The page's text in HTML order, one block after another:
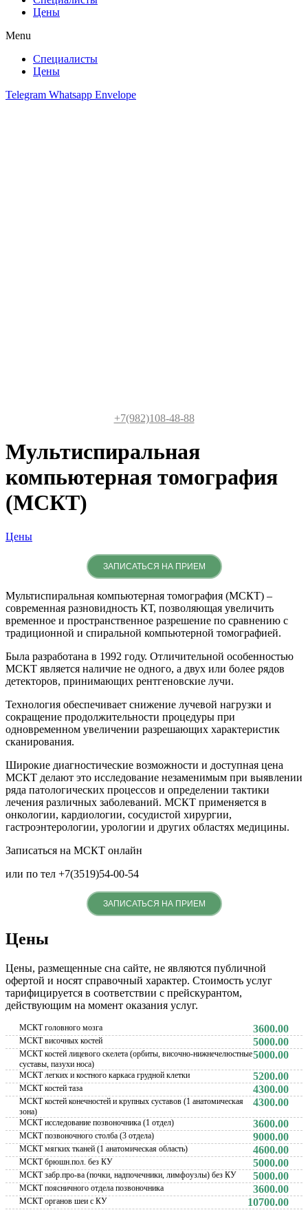
Цены
Menu
Специалисты
Цены
Telegram Whatsapp Envelope
+7(982)108-48-88
Мультиспиральная
компьютерная томография
(МСКТ)
Цены
ЗАПИСАТЬСЯ НА ПРИЕМ
Мультиспиральная компьютерная томография (МСКТ) –
современная разновидность КТ, позволяющая увеличить
временное и пространственное разрешение по сравнению с
традиционной и спиральной компьютерной томографией.
Была разработана в 1992 году. Отличительной особенностью
МСКТ является наличие не одного, а двух или более рядов
детекторов, принимающих рентгеновские лучи.
Технология обеспечивает снижение лучевой нагрузки и
сокращение продолжительности процедуры при
одновременном увеличении разрешающих характеристик
сканирования.
Широкие диагностические возможности и доступная цена
МСКТ делают это исследование незаменимым при выявлении
ряда патологических процессов и определении тактики
лечения различных заболеваний. МСКТ применяется в
онкологии, кардиологии, сосудистой хирургии,
гастроэнтерологии, урологии и других областях медицины.
Записаться на МСКТ онлайн
или по тел +7(3519)54-00-54
ЗАПИСАТЬСЯ НА ПРИЕМ
Цены
Цены, размещенные сна сайте, не являются публичной
офертой и носят справочный характер. Стоимость услуг
тарифицируется в соответствии с прейскурантом,
действующим на момент оказания услуг.
МСКТ головного мозга 3600.00
МСКТ височных костей 5000.00
МСКТ костей лицевого скелета (орбиты, височно-нижнечелюстные
суставы, пазухи носа)
5000.00
МСКТ легких и костного каркаса грудной клетки 5200.00
МСКТ костей таза 4300.00
МСКТ костей конечностей и крупных суставов (1 анатомическая
зона)
4300.00
МСКТ исследование позвоночника (1 отдел) 3600.00
МСКТ позвоночного столба (3 отдела) 9000.00
МСКТ мягких тканей (1 анатомическая область) 4600.00
МСКТ брюшн.пол. без КУ 5000.00
МСКТ забр.про-ва (почки, надпочечники, лимфоузлы) без КУ 5000.00
МСКТ поясничного отдела позвоночника 3600.00
МСКТ органов шеи с КУ 10700.00